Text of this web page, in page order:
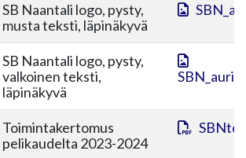
SB Naantali logo, pysty,
musta teksti, läpinäkyvä
SB Naantali logo, pysty,
valkoinen teksti,
läpinäkyvä
Toimintakertomus
pelikaudelta 2023-2024